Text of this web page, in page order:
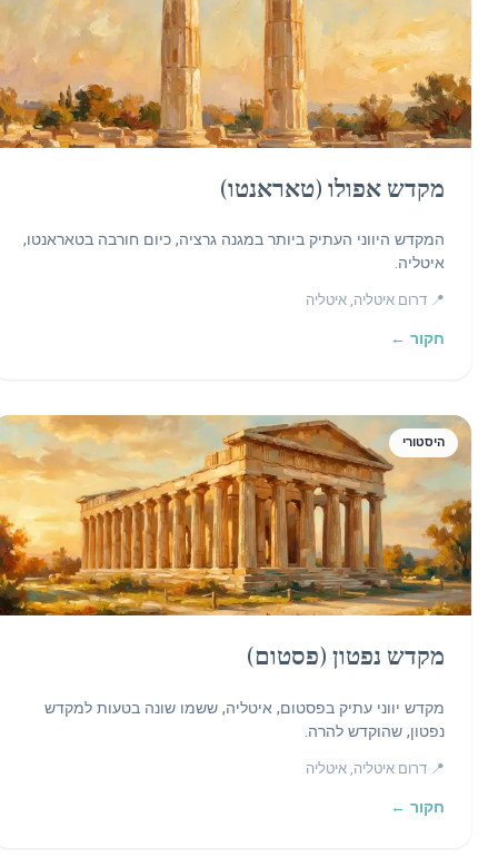
מקדש אפולו (טאראנטו)
המקדש היווני העתיק ביותר במגנה גרציה, כיום חורבה בטאראנטו,
איטליה.
📍 דרום איטליה, איטליה
חקור ←
היסטורי
מקדש נפטון (פסטום)
מקדש יווני עתיק בפסטום, איטליה, ששמו שונה בטעות למקדש
נפטון, שהוקדש להרה.
📍 דרום איטליה, איטליה
חקור ←